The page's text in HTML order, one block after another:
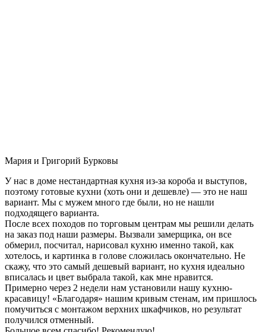
Мария и Григорий Бурковы
У нас в доме нестандартная кухня из-за короба и выступов,
поэтому готовые кухни (хоть они и дешевле) — это не наш
вариант. Мы с мужем много где были, но не нашли
подходящего варианта.
После всех походов по торговым центрам мы решили делать
на заказ под наши размеры. Вызвали замерщика, он все
обмерил, посчитал, нарисовал кухню именно такой, как
хотелось, и картинка в голове сложилась окончательно. Не
скажу, что это самый дешевый вариант, но кухня идеально
вписалась и цвет выбрала такой, как мне нравится.
Примерно через 2 недели нам установили нашу кухню-
красавицу! «Благодаря» нашим кривым стенам, им пришлось
помучиться с монтажом верхних шкафчиков, но результат
получился отменный.